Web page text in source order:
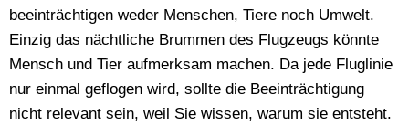
beeinträchtigen weder Menschen, Tiere noch Umwelt.
Einzig das nächtliche Brummen des Flugzeugs könnte
Mensch und Tier aufmerksam machen. Da jede Fluglinie
nur einmal geflogen wird, sollte die Beeinträchtigung
nicht relevant sein, weil Sie wissen, warum sie entsteht.